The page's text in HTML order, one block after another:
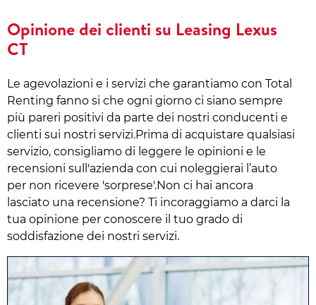
Opinione dei clienti su Leasing Lexus
CT
Le agevolazioni e i servizi che garantiamo con Total
Renting fanno si che ogni giorno ci siano sempre
più pareri positivi da parte dei nostri conducenti e
clienti sui nostri servizi.Prima di acquistare qualsiasi
servizio, consigliamo di leggere le opinioni e le
recensioni sull'azienda con cui noleggierai l’auto
per non ricevere 'sorprese'.Non ci hai ancora
lasciato una recensione? Ti incoraggiamo a darci la
tua opinione per conoscere il tuo grado di
soddisfazione dei nostri servizi.